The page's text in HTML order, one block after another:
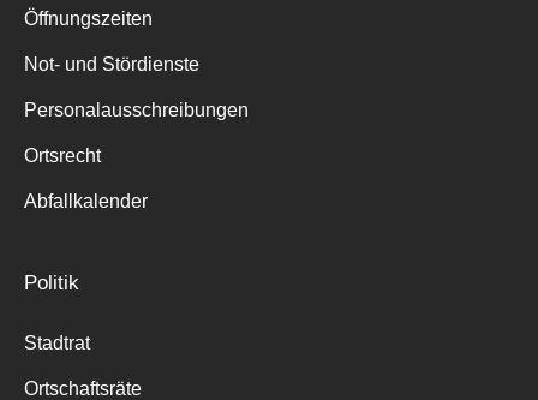
Öffnungszeiten
Not- und Stördienste
Personalausschreibungen
Ortsrecht
Abfallkalender
Politik
Stadtrat
Ortschaftsräte